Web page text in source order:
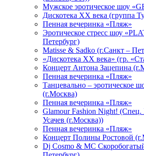
Мужское эротическое шоу
Дискотека XX века (группа
Пенная вечеринка «Пляж»
Эротическое стресс шоу
Петербург)
Matisse & Sadko (г.Санкт –
«Дискотека ХХ века» (гр.
Концерт Антона Зацепина
Пенная вечеринка «Пляж»
Танцевально – эротическое
(г.Москва)
Пенная вечеринка «Пляж»
Glamour Fashion Night!
Усачев (г.Москва))
Пенная вечеринка «Пляж»
Концерт Полины Ростовой
Dj Cosmo & МС